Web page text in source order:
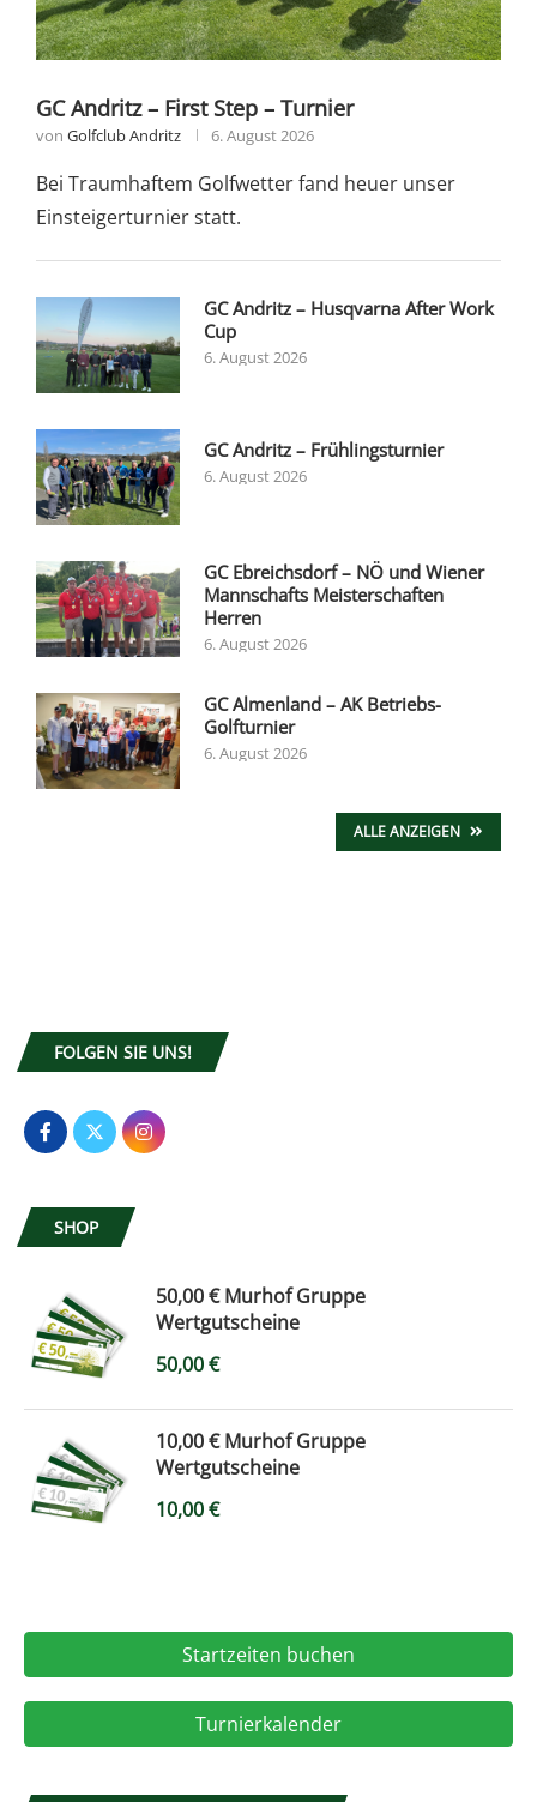
GC Andritz – First Step – Turnier
von Golfclub Andritz 6. August 2026
Bei Traumhaftem Golfwetter fand heuer unser
Einsteigerturnier statt.
GC Andritz – Husqvarna After Work
Cup
6. August 2026
GC Andritz – Frühlingsturnier
6. August 2026
GC Ebreichsdorf – NÖ und Wiener
Mannschafts Meisterschaften
Herren
6. August 2026
GC Almenland – AK Betriebs-
Golfturnier
6. August 2026
ALLE ANZEIGEN
FOLGEN SIE UNS!
SHOP
50,00 € Murhof Gruppe
Wertgutscheine
50,00€
10,00 € Murhof Gruppe
Wertgutscheine
10,00€
Startzeiten buchen
Turnierkalender